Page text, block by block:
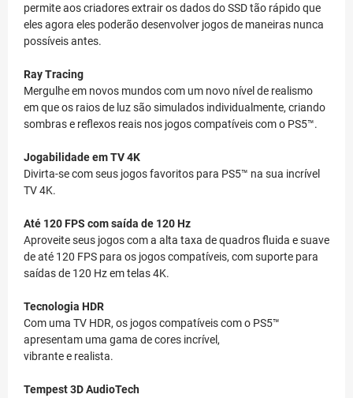
permite aos criadores extrair os dados do SSD tão rápido que
eles agora eles poderão desenvolver jogos de maneiras nunca
possíveis antes.
Ray Tracing
Mergulhe em novos mundos com um novo nível de realismo
em que os raios de luz são simulados individualmente, criando
sombras e reflexos reais nos jogos compatíveis com o PS5™.
Jogabilidade em TV 4K
Divirta-se com seus jogos favoritos para PS5™ na sua incrível
TV 4K.
Até 120 FPS com saída de 120 Hz
Aproveite seus jogos com a alta taxa de quadros fluida e suave
de até 120 FPS para os jogos compatíveis, com suporte para
saídas de 120 Hz em telas 4K.
Tecnologia HDR
Com uma TV HDR, os jogos compatíveis com o PS5™
apresentam uma gama de cores incrível,
vibrante e realista.
Tempest 3D AudioTech